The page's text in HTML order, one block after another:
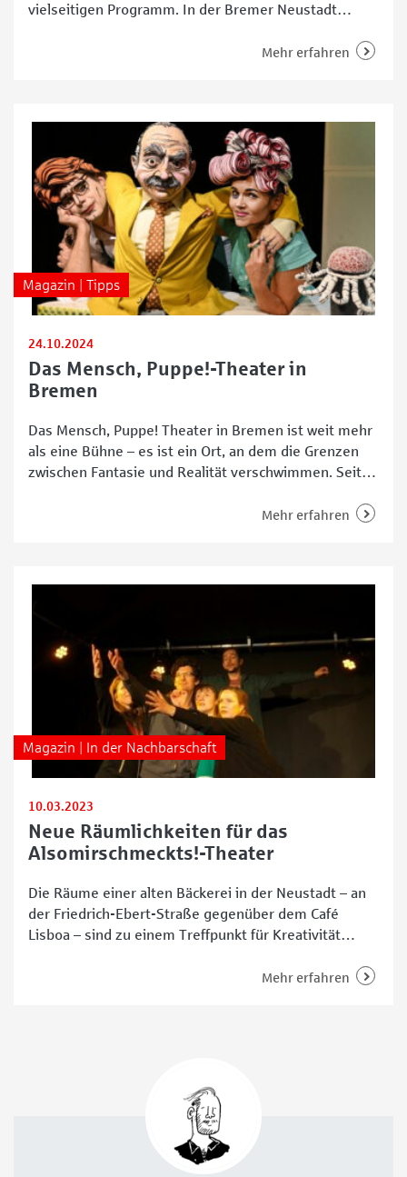
vielseitigen Programm. In der Bremer Neustadt
zeitgenössisches Sprechtheater, originelle
Ensemble bringt aktuelle Themen auf die Bühne und
versteht Theater als
Mehr erfahren
Magazin | Tipps
24.10.2024
Das Mensch, Puppe!-Theater in
Bremen
Das Mensch, Puppe! Theater in Bremen ist weit mehr
als eine Bühne – es ist ein Ort, an dem die Grenzen
zwischen Fantasie und Realität verschwimmen. Seit
Bühne mit ihren liebevoll gestalteten Puppen und den
Mehr erfahren
Magazin | In der Nachbarschaft
10.03.2023
Neue Räumlichkeiten für das
Alsomirschmeckts!-Theater
Die Räume einer alten Bäckerei in der Neustadt – an
der Friedrich-Ebert-Straße gegenüber dem Café
Lisboa – sind zu einem Treffpunkt für Kreativität
Alsomirschmeckts!-Theater (kurz AMS!-Theater)
Mehr erfahren